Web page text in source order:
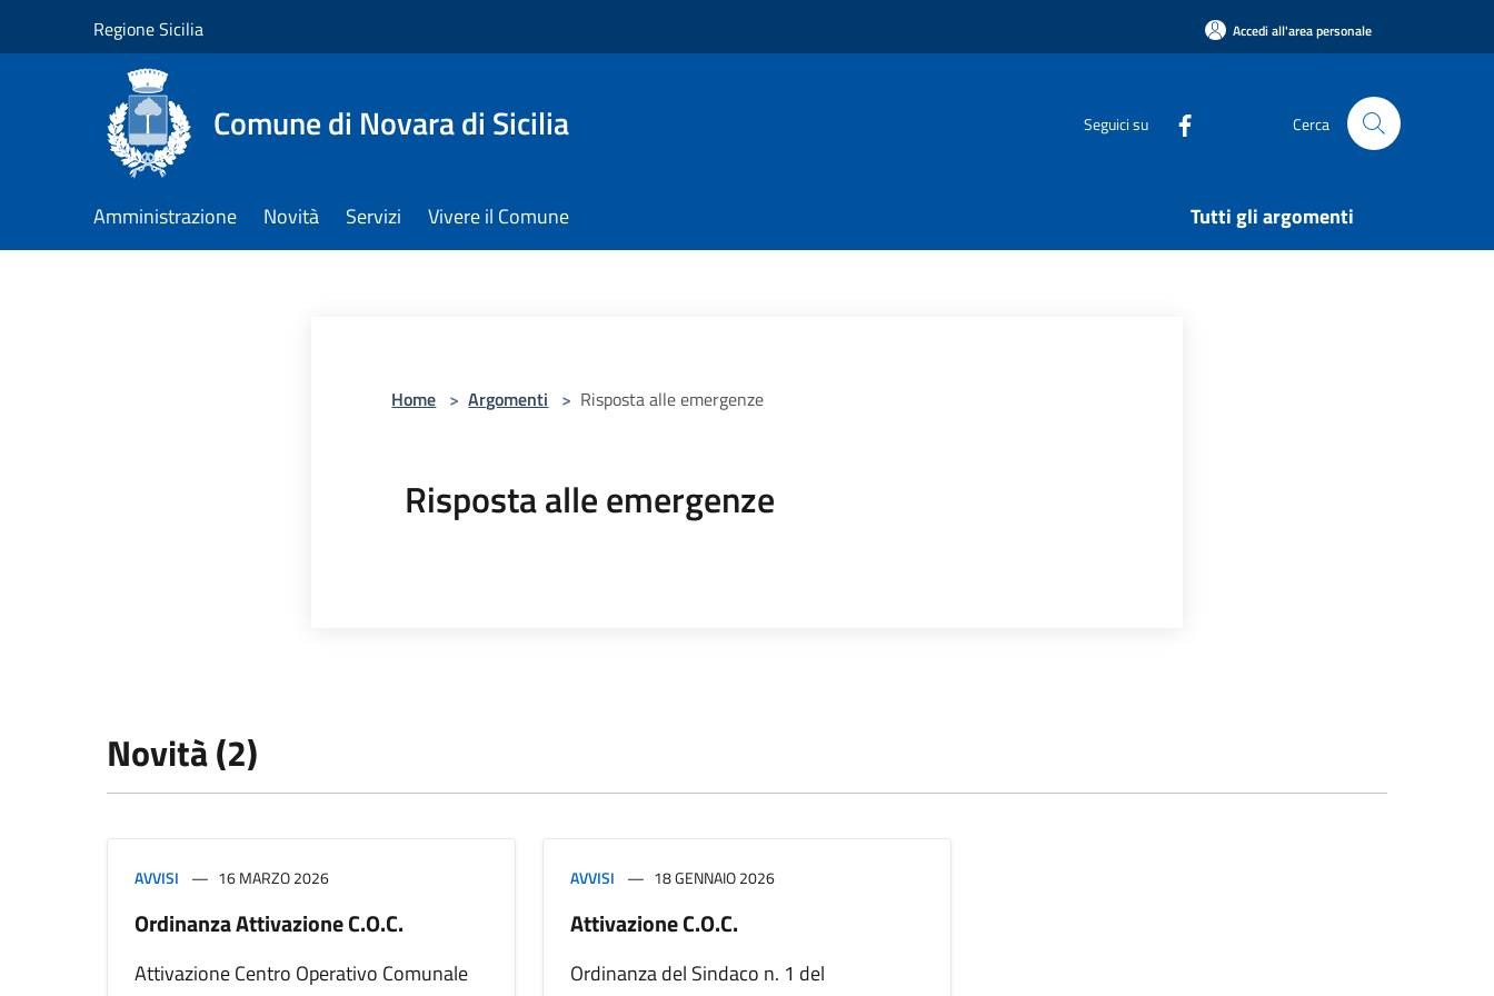
Regione Sicilia Accedi all'area personale
Comune di Novara di Sicilia Seguici su Cerca
Amministrazione Novità Servizi Vivere il Comune Tutti gli argomenti
Home > Argomenti > Risposta alle emergenze
Risposta alle emergenze
Novità (2)
AVVISI 16 MARZO 2026
Ordinanza Attivazione C.O.C.
Attivazione Centro Operativo Comunale
AVVISI 18 GENNAIO 2026
Attivazione C.O.C.
Ordinanza del Sindaco n. 1 del